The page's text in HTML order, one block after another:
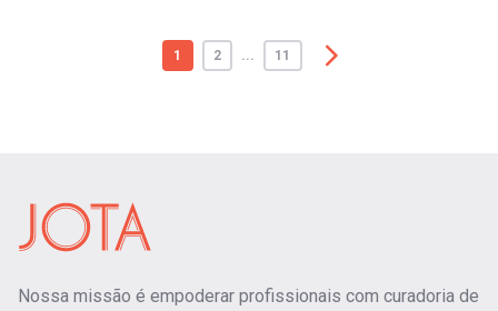
1 2 ... 11
Nossa missão é empoderar profissionais com curadoria de